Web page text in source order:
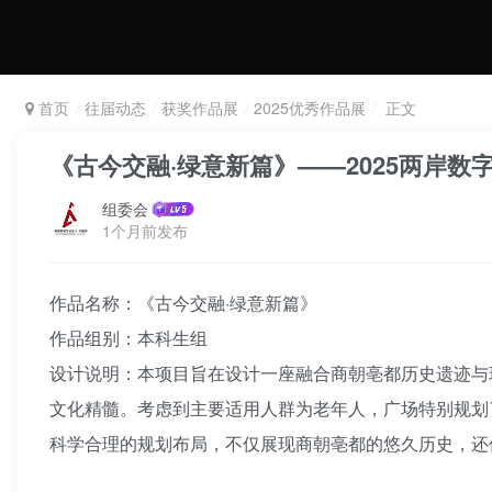
首页 往届动态 获奖作品展 2025优秀作品展 正文
《古今交融·绿意新篇》——2025两岸数
组委会
1个月前发布
作品名称：《古今交融·绿意新篇》
作品组别：本科生组
设计说明：本项目旨在设计一座融合商朝亳都历史遗迹
文化精髓。考虑到主要适用人群为老年人，广场特别规
科学合理的规划布局，不仅展现商朝亳都的悠久历史，